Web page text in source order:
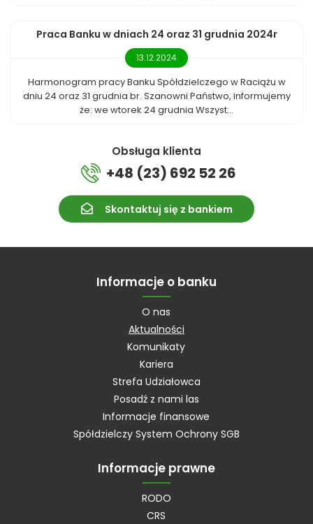
Praca Banku w dniach 24 oraz 31 grudnia 2024r
13.12.2024
Harmonogram pracy Banku Spółdzielczego w Raciążu w
dniu 24 oraz 31 grudnia br. Szanowni Państwo, informujemy
że: we wtorek 24 grudnia Wszyst...
Obsługa klienta
+48 (23) 692 52 26
Skontaktuj się z bankiem
Informacje o banku
O nas
Aktualności
Komunikaty
Kariera
Strefa Udziałowca
Posadź z nami las
Informacje finansowe
Spółdzielczy System Ochrony SGB
Informacje prawne
RODO
CRS